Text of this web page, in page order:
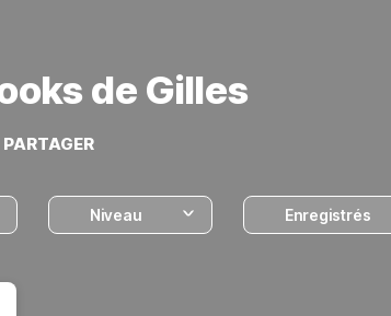
de Gilles
PARTAGER
Niveau Enregistrés